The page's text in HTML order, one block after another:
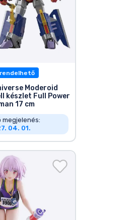
Moderoid
készlet Full Power
17 cm
megjelenés:
04. 01.